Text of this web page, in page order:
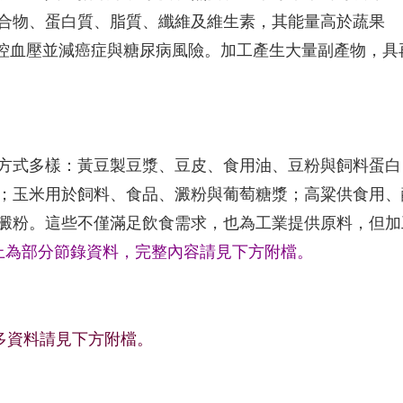
物、蛋白質、脂質、纖維及維生素，其能量高於蔬果
壓並減癌症與糖尿病風險。加工產生大量副產物，具
式多樣：黃豆製豆漿、豆皮、食用油、豆粉與飼料蛋
玉米用於飼料、食品、澱粉與葡萄糖漿；高粱供食用
粉。這些不僅滿足飲食需求，也為工業提供原料，但
部分節錄資料，完整內容請見下方附檔。
料請見下方附檔。